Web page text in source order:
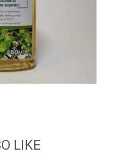
LIKE